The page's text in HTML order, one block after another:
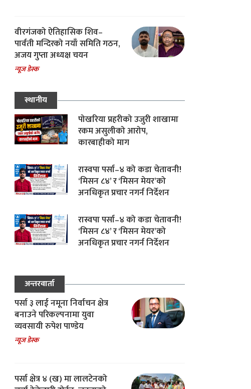
वीरगंजको ऐतिहासिक शिव–
पार्वती मन्दिरको नयाँ समिति गठन,
अजय गुप्ता अध्यक्ष चयन
न्यूज डेस्क
स्थानीय
पोखरिया प्रहरीको उजुरी शाखामा
रकम असुलीको आरोप,
कारबाहीको माग
रास्वपा पर्सा–४ को कडा चेतावनी!
‘मिसन ८४’ र ‘मिसन मेयर’को
अनधिकृत प्रचार नगर्न निर्देशन
रास्वपा पर्सा–४ को कडा चेतावनी!
‘मिसन ८४’ र ‘मिसन मेयर’को
अनधिकृत प्रचार नगर्न निर्देशन
अन्तरवार्ता
पर्सा ३ लाई नमूना निर्वाचन क्षेत्र
बनाउने परिकल्पनामा युवा
व्यवसायी रुपेश पाण्डेय
न्यूज डेस्क
पर्सा क्षेत्र ४ (ख) मा लालटेनको